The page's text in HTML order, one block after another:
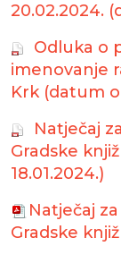
20.02.2024.
Odluka o
imenovanje
Krk (datum
Natječaj
Gradske
18.01.2024.)
Natječaj
Gradske